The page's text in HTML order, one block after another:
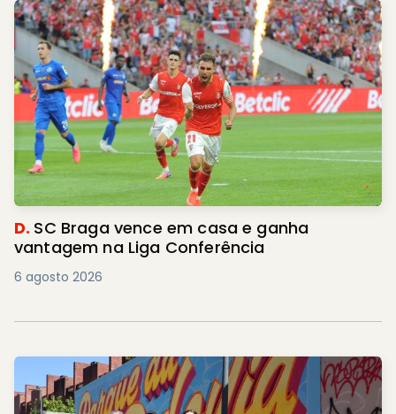
D. SC Braga vence em casa e ganha
vantagem na Liga Conferência
6 agosto 2026